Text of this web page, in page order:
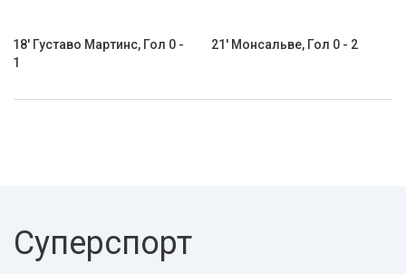
18' Густаво Мартинс, Гол 0 -
1
21' Монсальве, Гол 0 - 2
Суперспорт